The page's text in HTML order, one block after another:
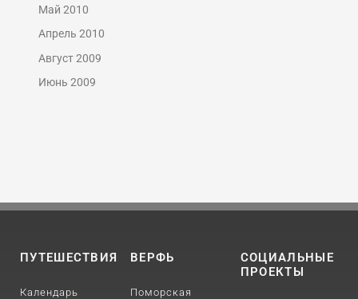
Май 2010
Апрель 2010
Август 2009
Июнь 2009
ПУТЕШЕСТВИЯ
Календарь
ВЕРФЬ
Поморская
СОЦИАЛЬНЫЕ
ПРОЕКТЫ